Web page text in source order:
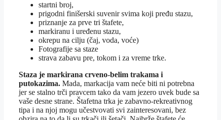
startni broj,
prigodni finišerski suvenir svima koji pređu stazu,
priznanje za prve tri štafete,
markiranu i uređenu stazu,
okrepu na cilju (čaj, voda, voće)
Fotografije sa staze
strava zabavu pre, tokom i za vreme trke.
Staza je markirana crveno-belim trakama i
putokazima. Mada, markacija vam neće biti ni potrebna
jer se stalno trči pravcem tako da vam jezero uvek bude sa
vaše desne strane. Štafetna trka je zabavno-rekreativnog
tipa i na njoj mogu učestvovati svi zainteresovani, bez